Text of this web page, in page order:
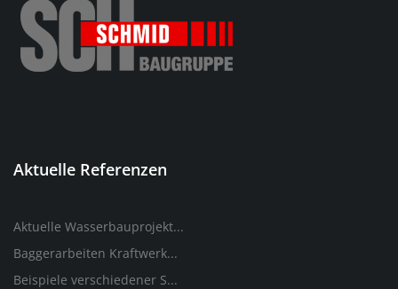
Aktuelle Referenzen
Aktuelle Wasserbauprojekt...
Baggerarbeiten Kraftwerk...
Beispiele verschiedener S...